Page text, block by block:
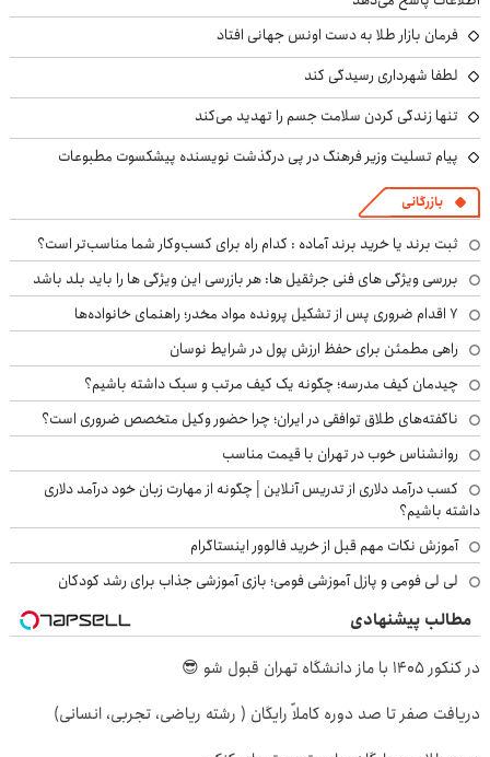
فرمان بازار طلا به دست اونس جهانی افتاد
لطفا شهرداری رسیدگی کند
تنها زندگی کردن سلامت جسم را تهدید می‌کند
پیام تسلیت وزیر فرهنگ در پی درگذشت نویسنده پیشکسوت مطبوعات
بازرگانی
ثبت برند یا خرید برند آماده : کدام راه برای کسب‌وکار شما مناسب‌تر است؟
بررسی ویژگی های فنی جرثقیل ها: هر بازرسی این ویژگی ها را باید بلد باشد
۷ اقدام ضروری پس از تشکیل پرونده مواد مخدر؛ راهنمای خانواده‌ها
راهی مطمئن برای حفظ ارزش پول در شرایط نوسان
چیدمان کیف مدرسه؛ چگونه یک کیف مرتب و سبک داشته باشیم؟
ناگفته‌های طلاق توافقی در ایران؛ چرا حضور وکیل متخصص ضروری است؟
روانشناس خوب در تهران با قیمت مناسب
کسب درآمد دلاری از تدریس آنلاین | چگونه از مهارت زبان خود درآمد دلاری
داشته باشیم؟
آموزش نکات مهم قبل از خرید فالوور اینستاگرام
لی لی فومی و پازل آموزشی فومی؛ بازی آموزشی جذاب برای رشد کودکان
مطالب پیشنهادی
در کنکور 1405 با ماز دانشگاه تهران قبول شو 😎
دریافت صفر تا صد دوره کاملاً رایگان ( رشته ریاضی، تجربی، انسانی)